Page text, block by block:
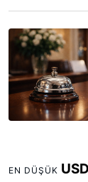
EN DÜŞÜK